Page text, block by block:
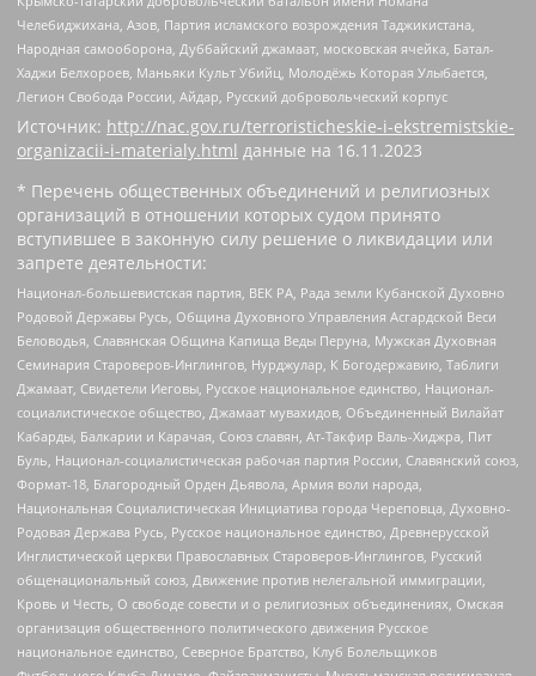
Челебиджихана, Азов, Партия исламского возрождения Таджикистана,
Народная самооборона, Дуббайский джамаат, московская ячейка, Батал-
Хаджи Белхороев, Маньяки Культ Убийц, Молодёжь Которая Улыбается,
Легион Свобода России, Айдар, Русский добровольческий корпус
Источник: http://nac.gov.ru/terroristicheskie-i-ekstremistskie-
organizacii-i-materialy.html данные на 16.11.2023
* Перечень общественных объединений и религиозных
организаций в отношении которых судом принято
вступившее в законную силу решение о ликвидации или
запрете деятельности:
Национал-большевистская партия, ВЕК РА, Рада земли Кубанской Духовно
Родовой Державы Русь, Община Духовного Управления Асгардской Веси
Беловодья, Славянская Община Капища Веды Перуна, Мужская Духовная
Семинария Староверов-Инглингов, Нурджулар, К Богодержавию, Таблиги
Джамаат, Свидетели Иеговы, Русское национальное единство, Национал-
социалистическое общество, Джамаат мувахидов, Объединенный Вилайат
Кабарды, Балкарии и Карачая, Союз славян, Ат-Такфир Валь-Хиджра, Пит
Буль, Национал-социалистическая рабочая партия России, Славянский союз,
Формат-18, Благородный Орден Дьявола, Армия воли народа,
Национальная Социалистическая Инициатива города Череповца, Духовно-
Родовая Держава Русь, Русское национальное единство, Древнерусской
Инглистической церкви Православных Староверов-Инглингов, Русский
общенациональный союз, Движение против нелегальной иммиграции,
Кровь и Честь, О свободе совести и о религиозных объединениях, Омская
организация общественного политического движения Русское
национальное единство, Северное Братство, Клуб Болельщиков